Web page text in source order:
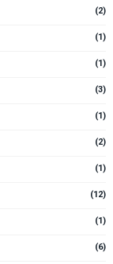
(2)
(1)
(1)
(3)
(1)
(2)
(1)
(12)
(1)
(6)